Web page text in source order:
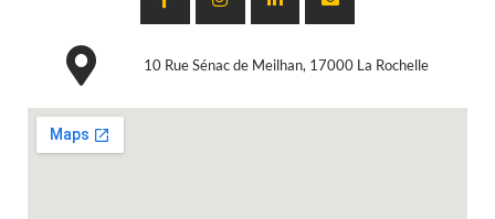
10 Rue Sénac de Meilhan, 17000 La Rochelle